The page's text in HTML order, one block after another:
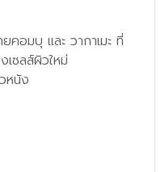
คอมบุ และ วากาเมะ ที่
เซลส์ผิวใหม่
หนัง